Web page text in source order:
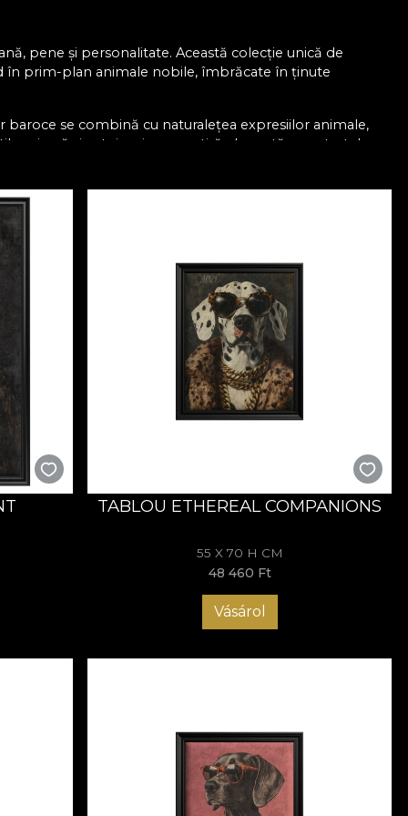
pene și personalitate. Această colecție unică de
în prim-plan animale nobile, îmbrăcate în ținute
se combină cu naturalețea expresiilor animale,
carismă și autoironie — o satiră elegantă a portretelor
și imaginație. Privirea sigură a unui câine îmbrăcat în
cu pălărie amplă transformă fiecare portret într-un
buze.
cu măiestrie și pasiune, oferind compozițiilor un
de conversație.
dintre portretul nobil și expresia jucăușă adaugă
vintage, texturi bogate și detalii aurii sau din
oferă personalitate și profunzime, transformând
trecute. Ramele negre, texturile fine și cromatica
fiecare colecție, brandul explorează noi forme de
reflectă bucuria de a combina spiritul artistic cu
TABLOU ETHEREAL COMPANIONS
55 X 70 H CM
48 460 Ft
Vásárol